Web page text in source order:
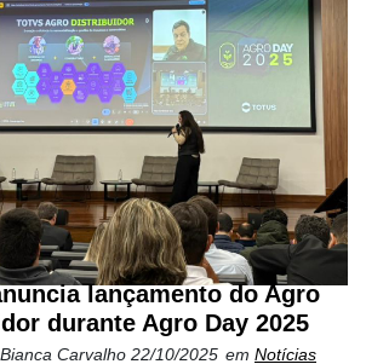
lançamento do Agro
durante Agro Day 2025
Bianca Carvalho 22/10/2025 em Notícias